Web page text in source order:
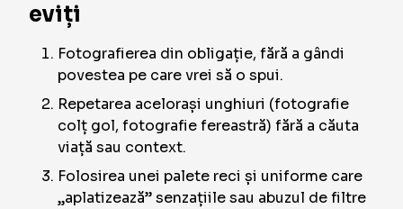
eviți
Fotografierea din obligație, fără a gândi
povestea pe care vrei să o spui.
Repetarea acelorași unghiuri (fotografie
colț gol, fotografie fereastră) fără a căuta
viață sau context.
Folosirea unei palete reci și uniforme care
„aplatizează” senzațiile sau abuzul de filtre